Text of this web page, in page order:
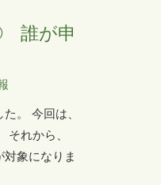
誰が申
。 今回は、
れから、
象になりま